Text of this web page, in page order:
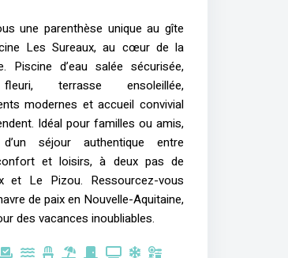
une parenthèse unique au gîte
Les Sureaux, au cœur de la
Piscine d’eau salée sécurisée,
terrasse ensoleillée,
modernes et accueil convivial
Idéal pour familles ou amis,
séjour authentique entre
et loisirs, à deux pas de
et Le Pizou. Ressourcez-vous
de paix en Nouvelle-Aquitaine,
des vacances inoubliables.